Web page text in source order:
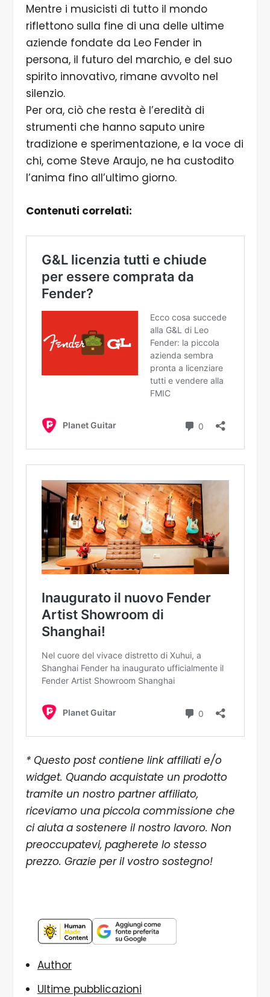
Mentre i musicisti di tutto il mondo
riflettono sulla fine di una delle ultime
aziende fondate da Leo Fender in
persona, il futuro del marchio, e del suo
spirito innovativo, rimane avvolto nel
silenzio.
Per ora, ciò che resta è l’eredità di
strumenti che hanno saputo unire
tradizione e sperimentazione, e la voce di
chi, come Steve Araujo, ne ha custodito
l’anima fino all’ultimo giorno.
Contenuti correlati:
* Questo post contiene link affiliati e/o
widget. Quando acquistate un prodotto
tramite un nostro partner affiliato,
riceviamo una piccola commissione che
ci aiuta a sostenere il nostro lavoro. Non
preoccupatevi, pagherete lo stesso
prezzo. Grazie per il vostro sostegno!
Author
Ultime pubblicazioni